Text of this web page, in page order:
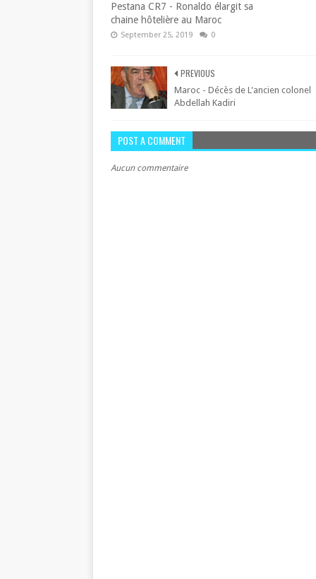
Pestana CR7 - Ronaldo élargit sa
chaine hôtelière au Maroc
September 25, 2019 0
PREVIOUS
Maroc - Décès de L'ancien colonel
Abdellah Kadiri
POST A COMMENT
Aucun commentaire